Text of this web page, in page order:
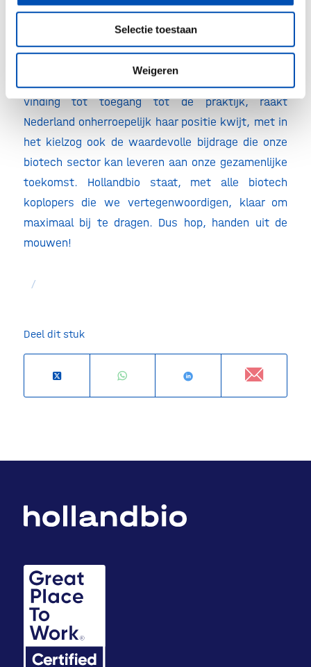
Selectie toestaan
Weigeren
Als we nu niet ingrijpen, end-to-end, van vroege
vinding tot toegang tot de praktijk, raakt
Nederland onherroepelijk haar positie kwijt, met in
het kielzog ook de waardevolle bijdrage die onze
biotech sector kan leveren aan onze gezamenlijke
toekomst. Hollandbio staat, met alle biotech
koplopers die we vertegenwoordigen, klaar om
maximaal bij te dragen. Dus hop, handen uit de
mouwen!
/
Deel dit stuk